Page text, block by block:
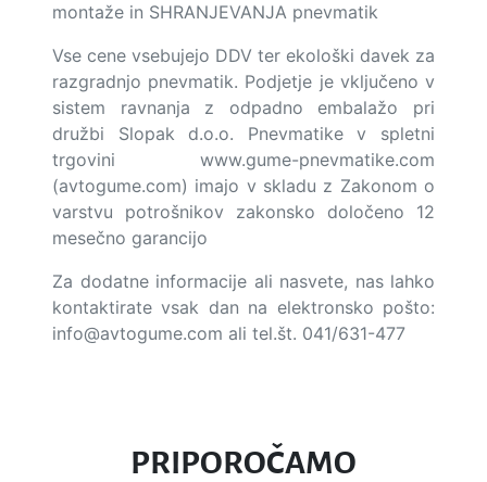
montaže in SHRANJEVANJA pnevmatik
Vse cene vsebujejo DDV ter ekološki davek za
razgradnjo pnevmatik. Podjetje je vključeno v
sistem ravnanja z odpadno embalažo pri
družbi Slopak d.o.o. Pnevmatike v spletni
trgovini www.gume-pnevmatike.com
(avtogume.com) imajo v skladu z Zakonom o
varstvu potrošnikov zakonsko določeno 12
mesečno garancijo
Za dodatne informacije ali nasvete, nas lahko
kontaktirate vsak dan na elektronsko pošto:
info@avtogume.com ali tel.št. 041/631-477
PRIPOROČAMO